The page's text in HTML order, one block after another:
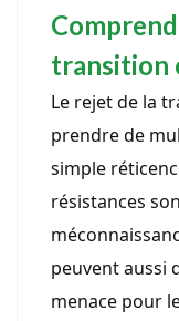
transition
Le rejet de la
prendre de
simple
résistances
peuvent aussi
menace pour